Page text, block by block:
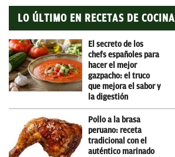
LO ÚLTIMO EN RECETAS DE COCINA
El secreto de los
chefs españoles para
hacer el mejor
gazpacho: el truco
que mejora el sabor y
la digestión
Pollo a la brasa
peruano: receta
tradicional con el
auténtico marinado